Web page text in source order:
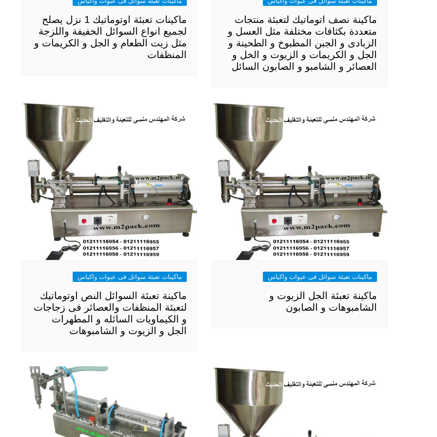
ماكينة نصف اتوماتيك لتعبئة منتجات
متعددة بكثافات مختلفة مثل العسل و
الزبادى و الجبن المطبوخ و الطحينة و
الجل و الكريمات و الزيوت و الخل و
العصائر و الشامبو و الصابون السائل
ماكينات تعبئة اوتوماتيك 1 نزل يصلح
لجميع انواع السوائل الخفيفة واللزجة
مثل زيت الطعام و الجل و الكريمات و
المنظفات
ماكينات تعبئة سوائل فى عبوات واكياس
ماكينة تعبئة الجل الزيوت و
الشامبوهات و الصابون
ماكينات تعبئة سوائل فى عبوات واكياس
ماكينة تعبئة السوائل النص اوتوماتيك
لتعبئة المنظفات والعصائر فى زجاجات
و الكيماويات السائله و المطهرات
الجل و الزيوت و الشامبوهات